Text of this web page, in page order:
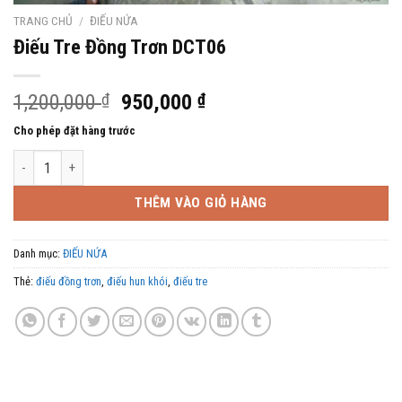
TRANG CHỦ / ĐIẾU NỨA
Điếu Tre Đồng Trơn DCT06
1,200,000₫
Giá
gốc
950,000₫Giá
950,000 ₫.
Cho phép đặt hàng trước
Điếu Tre Đồng Trơn DCT06 số lượng
THÊM VÀO GIỎ HÀNG
Danh mục: ĐIẾU NỨA
Thẻ: điếu đồng trơn điếu hun khói điếu tre